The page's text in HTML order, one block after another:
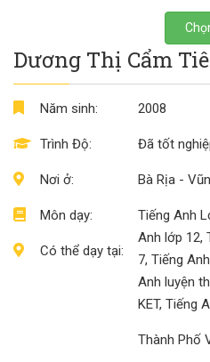
Dương Thị Cẩm
Năm sinh:
Trình Độ:
Nơi ở:
Môn dạy:
Có thể dạy tại:
2008
Đã tốt
Bà Rịa -
Tiếng Anh
Anh lớp 12,
7, Tiếng
Anh luyện
KET, Tiếng
Thành Phố